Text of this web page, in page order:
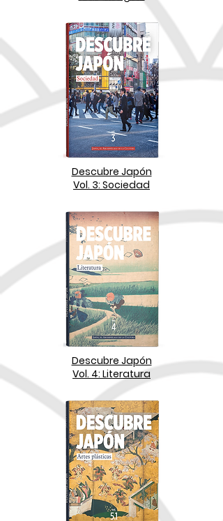
Descubre Japón
Vol. 3: Sociedad
Descubre Japón
Vol. 4: Literatura